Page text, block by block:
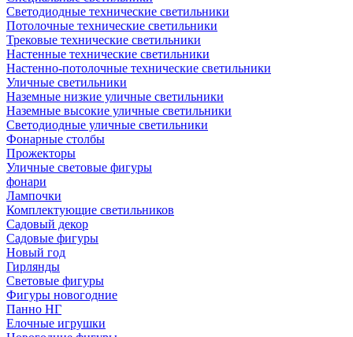
Светодиодные технические светильники
Потолочные технические светильники
Трековые технические светильники
Настенные технические светильники
Настенно-потолочные технические светильники
Уличные светильники
Наземные низкие уличные светильники
Наземные высокие уличные светильники
Светодиодные уличные светильники
Фонарные столбы
Прожекторы
Уличные световые фигуры
фонари
Лампочки
Комплектующие светильников
Садовый декор
Садовые фигуры
Новый год
Гирлянды
Световые фигуры
Фигуры новогодние
Панно НГ
Елочные игрушки